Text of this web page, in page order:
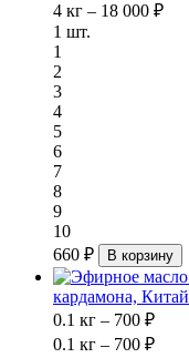
4 кг – 18 000 ₽
1 шт.
1
2
3
4
5
6
7
8
9
10
660 ₽
В корзину
кардамона, Китай
0.1 кг – 700 ₽
0.1 кг – 700 ₽